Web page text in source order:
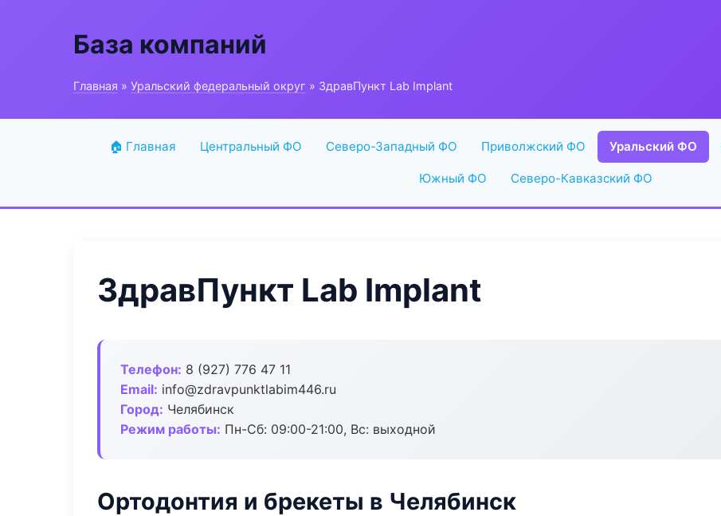
База компаний
Главная » Уральский федеральный округ » ЗдравПункт Lab Implant
🏠 Главная Центральный ФО Северо-Западный ФО Приволжский ФО Уральский ФО
Южный ФО Северо-Кавказский ФО
ЗдравПункт Lab Implant
Телефон: 8 (927) 776 47 11
Email: info@zdravpunktlabim446.ru
Город: Челябинск
Режим работы: Пн-Сб: 09:00-21:00, Вс: выходной
Ортодонтия и брекеты в Челябинск